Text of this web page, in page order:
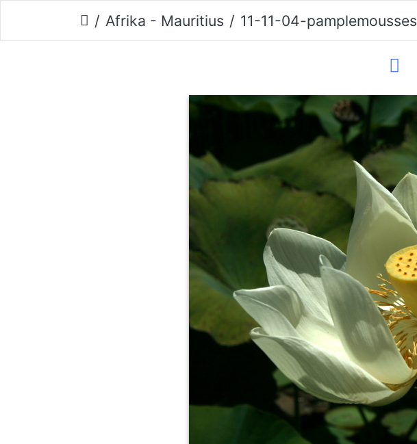
Afrika - Mauritius 11-11-04-pamplemousses-lotusbluete-75